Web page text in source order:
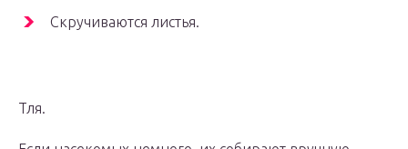
Скручиваются листья.
Тля.